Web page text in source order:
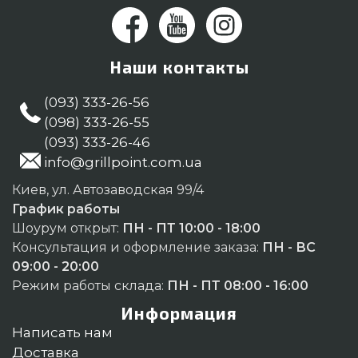
Наши контакты
(093) 333-26-56
(098) 333-26-55
(093) 333-26-46
info@grillpoint.com.ua
Киев, ул. Автозаводская 99/4
График работы
Шоурум открыт: ПН - ПТ 10:00 - 18:00
Консультация и оформление заказа: ПН - ВС
09:00 - 20:00
Режим работы склада: ПН - ПТ 08:00 - 16:00
Информация
Написать нам
Доставка